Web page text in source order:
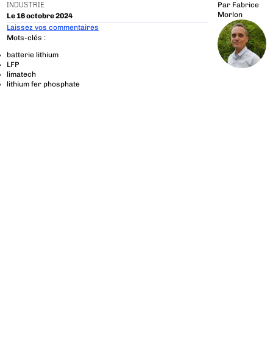
INDUSTRIE
Le 16 octobre 2024
Par Fabrice
Morlon
Laissez vos commentaires
Mots-clés :
batterie lithium
LFP
limatech
lithium fer phosphate